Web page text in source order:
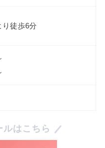
り徒歩6分
はこちら